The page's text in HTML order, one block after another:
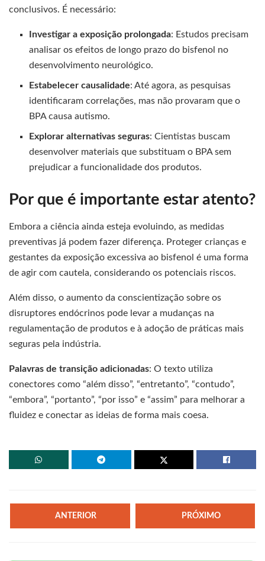
conclusivos. É necessário:
Investigar a exposição prolongada: Estudos precisam
analisar os efeitos de longo prazo do bisfenol no
desenvolvimento neurológico.
Estabelecer causalidade: Até agora, as pesquisas
identificaram correlações, mas não provaram que o
BPA causa autismo.
Explorar alternativas seguras: Cientistas buscam
desenvolver materiais que substituam o BPA sem
prejudicar a funcionalidade dos produtos.
Por que é importante estar atento?
Embora a ciência ainda esteja evoluindo, as medidas
preventivas já podem fazer diferença. Proteger crianças e
gestantes da exposição excessiva ao bisfenol é uma forma
de agir com cautela, considerando os potenciais riscos.
Além disso, o aumento da conscientização sobre os
disruptores endócrinos pode levar a mudanças na
regulamentação de produtos e à adoção de práticas mais
seguras pela indústria.
Palavras de transição adicionadas: O texto utiliza
conectores como “além disso”, “entretanto”, “contudo”,
“embora”, “portanto”, “por isso” e “assim” para melhorar a
fluidez e conectar as ideias de forma mais coesa.
ANTERIOR PRÓXIMO